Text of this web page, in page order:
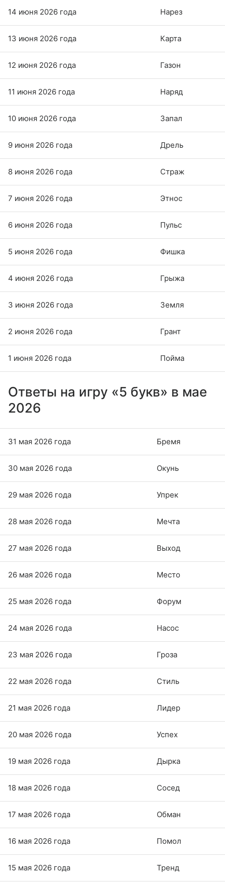
14 июня 2026 года Нарез
13 июня 2026 года Карта
12 июня 2026 года Газон
11 июня 2026 года Наряд
10 июня 2026 года Запал
9 июня 2026 года Дрель
8 июня 2026 года Страж
7 июня 2026 года Этнос
6 июня 2026 года Пульс
5 июня 2026 года Фишка
4 июня 2026 года Грыжа
3 июня 2026 года Земля
2 июня 2026 года Грант
1 июня 2026 года Пойма
Ответы на игру «5 букв» в мае
2026
31 мая 2026 года Бремя
30 мая 2026 года Окунь
29 мая 2026 года Упрек
28 мая 2026 года Мечта
27 мая 2026 года Выход
26 мая 2026 года Место
25 мая 2026 года Форум
24 мая 2026 года Насос
23 мая 2026 года Гроза
22 мая 2026 года Стиль
21 мая 2026 года Лидер
20 мая 2026 года Успех
19 мая 2026 года Дырка
18 мая 2026 года Сосед
17 мая 2026 года Обман
16 мая 2026 года Помол
15 мая 2026 года Тренд